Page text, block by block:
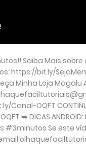
Saiba Mais
https://bit.ly/
Minha Loja Magalu
Canal-OQFT
➡️ DICAS
Se este